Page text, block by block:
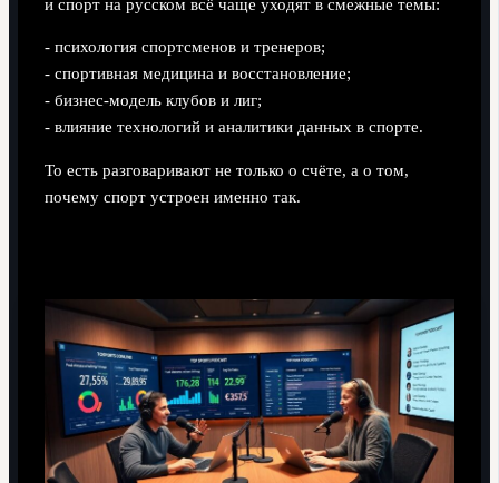
и спорт на русском всё чаще уходят в смежные темы:
- психология спортсменов и тренеров;
- спортивная медицина и восстановление;
- бизнес‑модель клубов и лиг;
- влияние технологий и аналитики данных в спорте.
То есть разговаривают не только о счёте, а о том,
почему спорт устроен именно так.